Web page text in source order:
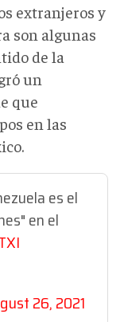
extranjeros y
son algunas
de la
un
que
en las
es el
en el
26, 2021